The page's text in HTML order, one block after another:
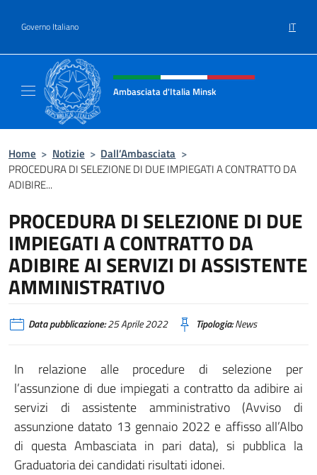
Governo Italiano IT
Intestazione sito, social e menù
Ambasciata d'Italia Minsk
Home > Notizie > Dall’Ambasciata >
PROCEDURA DI SELEZIONE DI DUE IMPIEGATI A CONTRATTO DA
ADIBIRE...
PROCEDURA DI SELEZIONE DI DUE
IMPIEGATI A CONTRATTO DA
ADIBIRE AI SERVIZI DI ASSISTENTE
AMMINISTRATIVO
Data pubblicazione:25 Aprile 2022 Tipologia:News
In relazione alle procedure di selezione per
l’assunzione di due impiegati a contratto da adibire ai
servizi di assistente amministrativo (Avviso di
assunzione datato 13 gennaio 2022 e affisso all’Albo
di questa Ambasciata in pari data), si pubblica la
Graduatoria dei candidati risultati idonei.